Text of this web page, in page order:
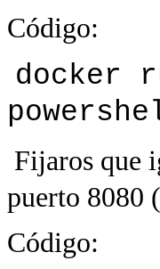
Código:
docker
Fijaros que
puerto 8080
Código: